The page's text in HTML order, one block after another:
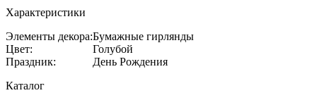
Характеристики
Элементы декора:Бумажные гирлянды
Цвет:
Голубой
Праздник:
День Рождения
Каталог